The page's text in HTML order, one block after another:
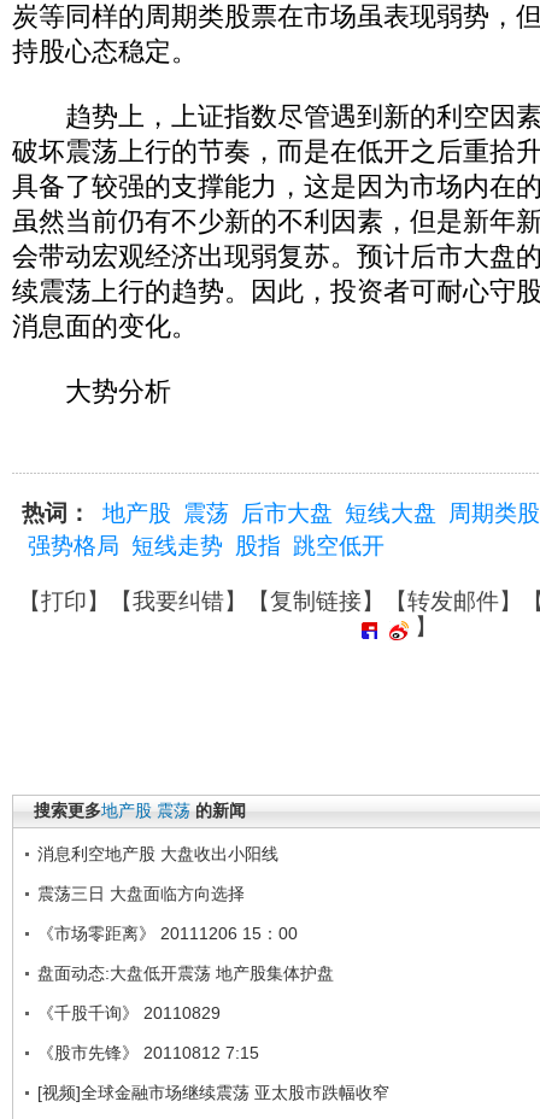
炭等同样的周期类股票在市场虽表现弱势，
持股心态稳定。
趋势上，上证指数尽管遇到新的利空因
破坏震荡上行的节奏，而是在低开之后重拾
具备了较强的支撑能力，这是因为市场内在
虽然当前仍有不少新的不利因素，但是新年
会带动宏观经济出现弱复苏。预计后市大盘
续震荡上行的趋势。因此，投资者可耐心守
消息面的变化。
大势分析
热词： 地产股 震荡 后市大盘 短线大盘
周期类
强势格局 短线走势 股指 跳空低开
【打印】【我要纠错】【复制链接】【转发邮件】
】
搜索更多地产股 震荡 的新闻
消息利空地产股 大盘收出小阳线
震荡三日 大盘面临方向选择
《市场零距离》 20111206 15：00
盘面动态:大盘低开震荡 地产股集体护盘
《千股千询》 20110829
《股市先锋》 20110812 7:15
[视频]全球金融市场继续震荡 亚太股市跌幅收窄